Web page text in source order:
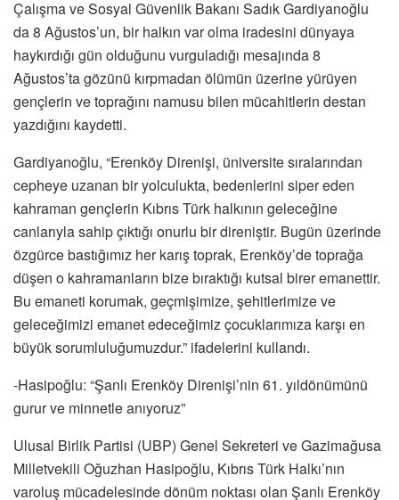
Çalışma ve Sosyal Güvenlik Bakanı Sadık Gardiyanoğlu
da 8 Ağustos’un, bir halkın var olma iradesini dünyaya
haykırdığı gün olduğunu vurguladığı mesajında 8
Ağustos’ta gözünü kırpmadan ölümün üzerine yürüyen
gençlerin ve toprağını namusu bilen mücahitlerin destan
yazdığını kaydetti.
Gardiyanoğlu, “Erenköy Direnişi, üniversite sıralarından
cepheye uzanan bir yolculukta, bedenlerini siper eden
kahraman gençlerin Kıbrıs Türk halkının geleceğine
canlarıyla sahip çıktığı onurlu bir direniştir. Bugün üzerinde
özgürce bastığımız her karış toprak, Erenköy’de toprağa
düşen o kahramanların bize bıraktığı kutsal birer emanettir.
Bu emaneti korumak, geçmişimize, şehitlerimize ve
geleceğimizi emanet edeceğimiz çocuklarımıza karşı en
büyük sorumluluğumuzdur.” ifadelerini kullandı.
-Hasipoğlu: “Şanlı Erenköy Direnişi’nin 61. yıldönümünü
gurur ve minnetle anıyoruz”
Ulusal Birlik Partisi (UBP) Genel Sekreteri ve Gazimağusa
Milletvekili Oğuzhan Hasipoğlu, Kıbrıs Türk Halkı’nın
varoluş mücadelesinde dönüm noktası olan Şanlı Erenköy